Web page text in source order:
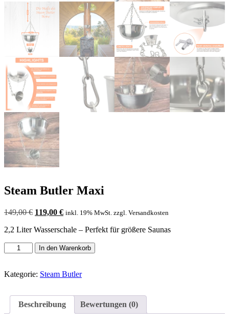
Steam Butler Maxi
149,00€ Ursprünglicher
war:
119,00 €Aktueller
ist:
inkl. 19% MwSt. zzgl. Versandkosten
2,2 Liter Wasserschale – Perfekt für größere Saunas
Steam
Butler
Menge
In den Warenkorb
Kategorie: Steam Butler
Beschreibung Bewertungen (0)